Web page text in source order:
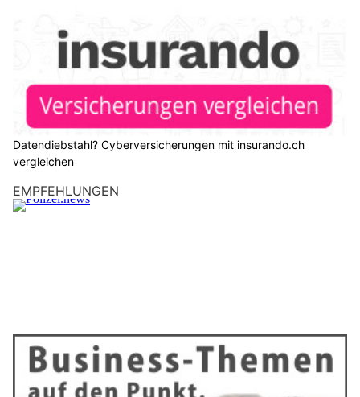
Datendiebstahl? Cyberversicherungen mit insurando.ch
vergleichen
EMPFEHLUNGEN